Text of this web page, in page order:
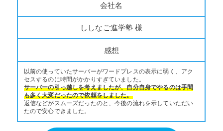
会社名
ししなご進学塾 様
感想
以前の使っていたサーバーがワードプレスの表示に弱く、アク
セスするのに時間がかかりすぎていました。
サーバーの引っ越しを考えましたが、自分自身でやるのは手間
も多く大変だったので依頼をしました。
返信などがスムーズだったのと、今後の流れを示していただい
たので安心できました。